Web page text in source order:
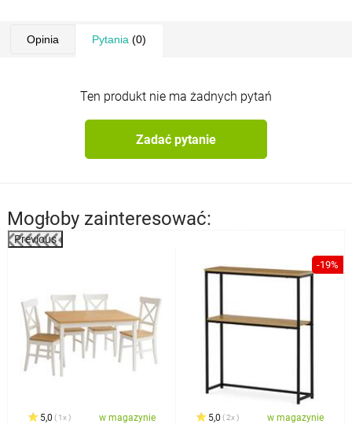
Opinia Pytania (0)
Ten produkt nie ma żadnych pytań
Zadać pytanie
Mogłoby zainteresować:
Previous
5,0 1x w magazynie
-19%
5,0 2x w magazynie